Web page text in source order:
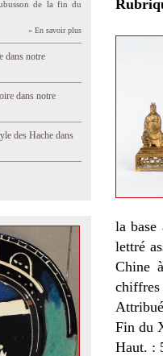
de la fin du
» En savoir plus
dans notre
dans notre
des Hache dans
la base
lettré
Chine
chiffres
Fin du
Haut. :